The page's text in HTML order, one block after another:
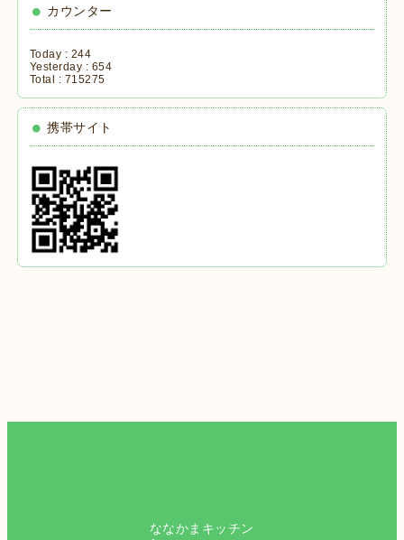
カウンター
Today : 244
Yesterday : 654
Total : 715275
携帯サイト
ななかまキッチン